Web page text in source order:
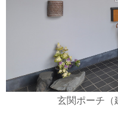
玄関ポーチ（